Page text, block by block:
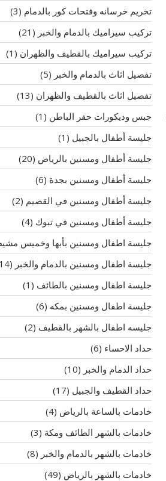
تخريم خرسانه وفتحات كور بالدمام (3)
تركيب سيراميك بالدمام والخبر (21)
تركيب سيراميك بالقطيف والظهران (1)
تفصيل اثاث بالدمام والخبر (5)
تفصيل اثاث بالقطيف والظهران (13)
جبس وديكورات حفر الباطن (1)
جليسة أطفال بالجبيل (1)
جليسة أطفال ومسنين بالرياض (20)
جليسة أطفال ومسنين بجدة (6)
جليسة أطفال ومسنين في القصيم (2)
جليسة أطفال ومسنين في تبوك (4)
جليسة اطفال ومسنين بأبها وخميس
جليسة اطفال ومسنين بالدمام والخبر (14)
جليسة اطفال ومسنين بالطائف (1)
جليسة اطفال ومسنين بمكه (6)
جليسه اطفال بالشهر بالقطيف (2)
حداد الاحساء (6)
حداد الدمام والخبر (10)
حداد القطيف والجبيل (17)
خادمات بالساعة بالرياض (4)
خادمات بالشهر الطائف ومكة (3)
خادمات بالشهر بالدمام والخبر (8)
خادمات بالشهر بالرياض (49)